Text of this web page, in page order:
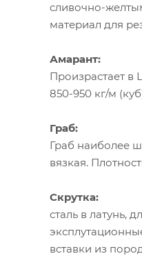
сливочно-
материал для
Амарант:
Произрастает в
850-950 кг/м
Граб:
Граб наиболее
вязкая.
Скрутка:
сталь в латунь,
вставки из